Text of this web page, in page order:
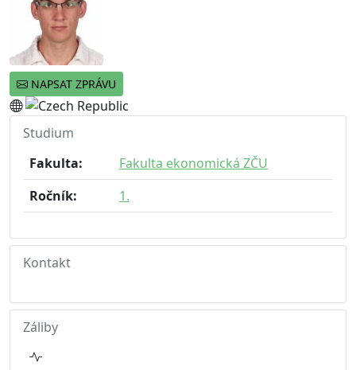
NAPSAT ZPRÁVU
Studium
Fakulta:
Fakulta ekonomická ZČU
Ročník:
1.
Kontakt
Záliby